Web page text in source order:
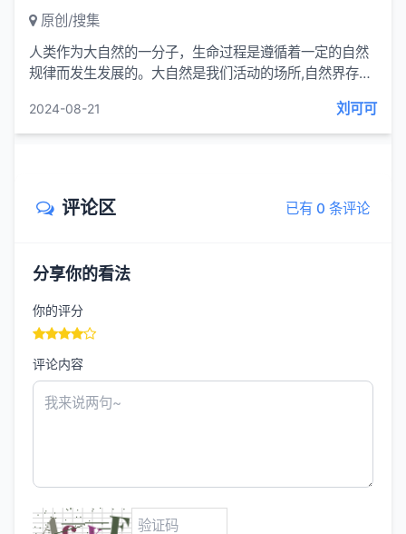
原创/搜集
人类作为大自然的一分子，生命过程是遵循着一定的自然
规律而发生发展的。大自然是我们活动的场所,自然界存在
影响着我们的身体，使之发生相应的生理和病理变化...
2024-08-21 刘可可
评论区 已有 0 条评论
分享你的看法
你的评分
评论内容